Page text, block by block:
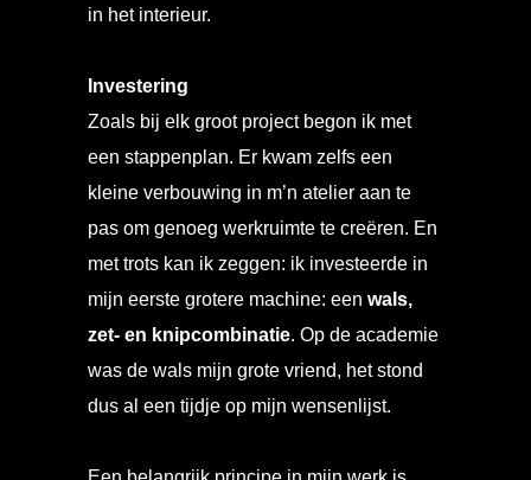
in het interieur.
Investering
Zoals bij elk groot project begon ik met
een stappenplan. Er kwam zelfs een
kleine verbouwing in m’n atelier aan te
pas om genoeg werkruimte te creëren. En
met trots kan ik zeggen: ik investeerde in
mijn eerste grotere machine: een wals,
zet- en knipcombinatie. Op de academie
was de wals mijn grote vriend, het stond
dus al een tijdje op mijn wensenlijst.